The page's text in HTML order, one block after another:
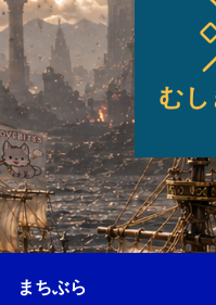
まちぶら